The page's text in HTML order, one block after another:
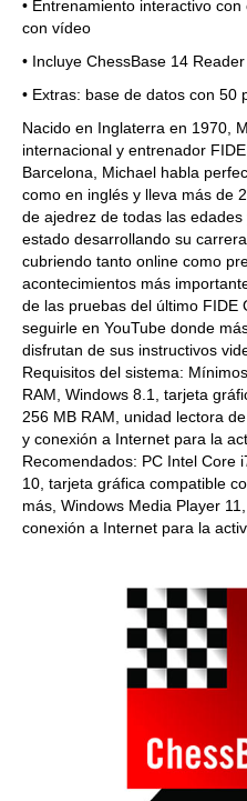
• Entrenamiento interactivo
con vídeo
• Incluye ChessBase 14 Reader
• Extras: base de datos con 50
Nacido en Inglaterra en 1970,
internacional y entrenador
Barcelona, Michael habla
como en inglés y lleva más de
de ajedrez de todas las
estado desarrollando su
cubriendo tanto online como
acontecimientos más
de las pruebas del último FIDE
seguirle en YouTube donde
disfrutan de sus instructivos
Requisitos del sistema:
RAM, Windows 8.1, tarjeta
256 MB RAM, unidad lectora
y conexión a Internet para la
Recomendados: PC Intel Core
10, tarjeta gráfica compatible
más, Windows Media Player
conexión a Internet para la